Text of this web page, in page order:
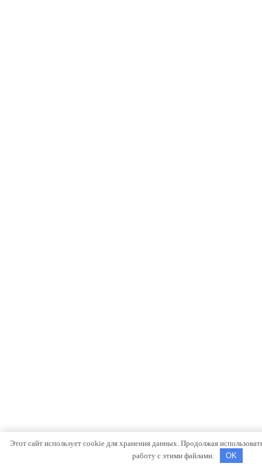
Этот сайт использует cookie для хранения данных. Продолжая
работу с этими файлами.
OK